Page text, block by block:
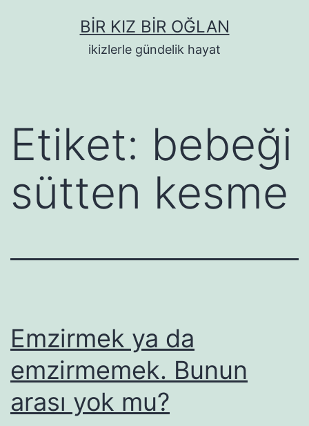
BIR KIZ BIR OĞLAN
ikizlerle gündelik hayat
Etiket: bebeği
sütten kesme
Emzirmek ya da
emzirmemek. Bunun
arası yok mu?